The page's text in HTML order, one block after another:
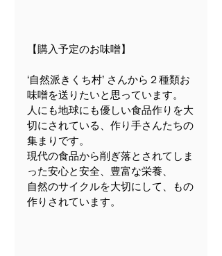
【購入予定のお味噌】
‘自然派きくち村’ さんから２種類お
味噌を送りたいと思っています。
人にも地球にも優しい食品作りを大
切にされている、作り手さんたちの
集まりです。
現代の食品から削ぎ落とされてしま
った安心と安全、豊富な栄養、
自然のサイクルを大切にして、もの
作りされています。